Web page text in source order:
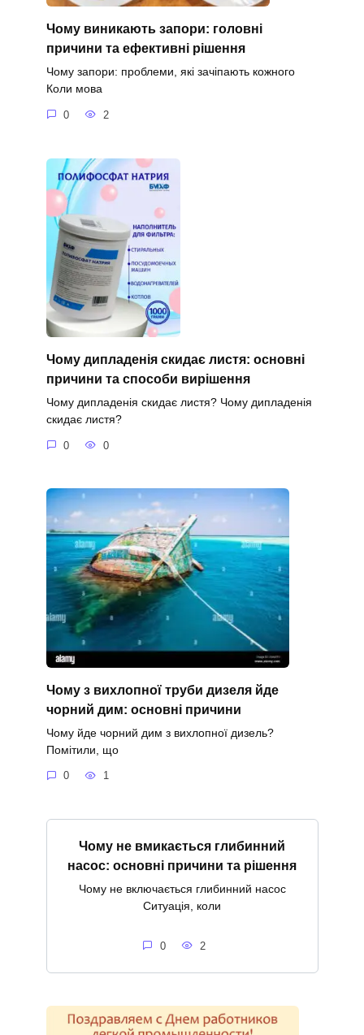
Чому виникають запори: головні
причини та ефективні рішення
Чому запори: проблеми, які зачіпають кожного
Коли мова
0 2
Чому дипладенія скидає листя: основні
причини та способи вирішення
Чому дипладенія скидає листя? Чому дипладенія
скидає листя?
0 0
Чому з вихлопної труби дизеля йде
чорний дим: основні причини
Чому йде чорний дим з вихлопної дизель?
Помітили, що
0 1
Чому не вмикається глибинний
насос: основні причини та рішення
Чому не включається глибинний насос
Ситуація, коли
0 2